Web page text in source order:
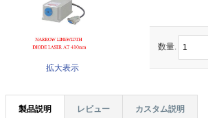
拡大表示
数量.
製品説明 レビュー カスタム説明